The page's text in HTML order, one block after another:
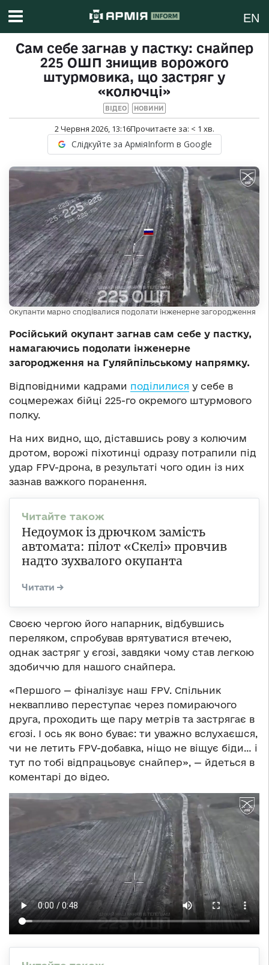
EN
Сам себе загнав у пастку: снайпер
225 ОШП знищив ворожого
штурмовика, що застряг у
«колючці»
ВІДЕО НОВИНИ
2 Червня 2026, 13:16Прочитаєте за: < 1 хв.
Слідкуйте за АрміяInform в Google
Окупанти марно сподівалися подолати інженерне загородження
Російський окупант загнав сам себе у пастку,
намагаючись подолати інженерне
загородження на Гуляйпільському напрямку.
Відповідними кадрами поділилися у себе в
соцмережах бійці 225-го окремого штурмового
полку.
На них видно, що, діставшись рову з колючим
дротом, ворожі піхотинці одразу потрапили під
удар FPV-дрона, в результаті чого один із них
зазнав важкого поранення.
Недоумок із дрючком замість
автомата: пілот «Скелі» провчив
надто зухвалого окупанта
Своєю чергою його напарник, відбувшись
переляком, спробував врятуватися втечею,
однак застряг у єгозі, завдяки чому став легкою
здобиччю для нашого снайпера.
«Першого — фіналізує наш FPV. Спільник
неквапливо переступає через помираючого
друга, проходить ще пару метрів та застрягає в
єгозі. І ось як воно буває: ти уважно вслухаєшся,
чи не летить FPV-добавка, ніщо не віщує біди… і
тут по тобі відпрацьовує снайпер», — йдеться в
коментарі до відео.